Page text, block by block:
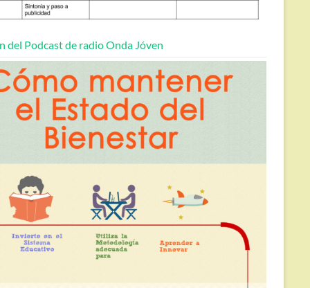
del Podcast de radio Onda Jóven